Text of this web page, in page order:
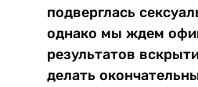
подверглась
однако мы ждем
результатов
делать